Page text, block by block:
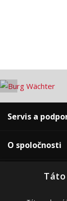
Servis a
O spoločnosti
Pre